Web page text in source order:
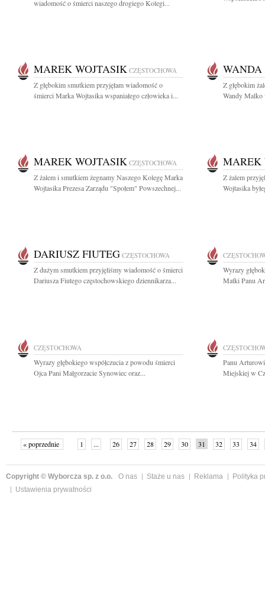
wiadomość o śmierci naszego drogiego Kolegi...
MAREK WOJTASIK CZĘSTOCHOWA
Z głębokim smutkiem przyjęłam wiadomość o
śmierci Marka Wojtasika wspaniałego człowieka i...
Z głębokim
Wandy Malko
MAREK WOJTASIK CZĘSTOCHOWA
Z żalem i smutkiem żegnamy Naszego Kolegę Marka
Wojtasika Prezesa Zarządu "Społem" Powszechnej...
MAREK
Z żalem
Wojtasika
DARIUSZ FIUTEG CZĘSTOCHOWA
Z dużym smutkiem przyjęliśmy wiadomość o śmierci
Dariusza Fiutego częstochowskiego dziennikarza...
Wyrazy
Matki Panu
CZĘSTOCHOWA
Wyrazy głębokiego współczucia z powodu śmierci
Ojca Pani Małgorzacie Synowiec oraz...
Panu
Miejskiej w
« poprzednie 1 ... 26 27 28 29 30 31 32 33
34
Copyright © Wyborcza sp. z o.o. O nas Staże u nas Reklama
Polityka
Ustawienia prywatności